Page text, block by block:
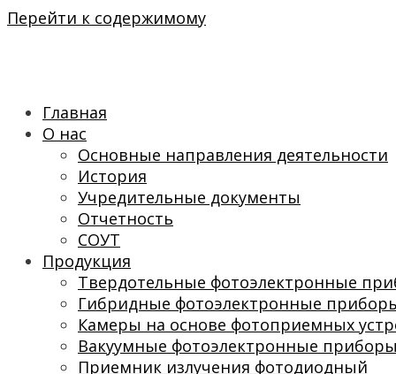
Перейти к содержимому
Главная
О нас
Основные направления деятельности
История
Учредительные документы
Отчетность
СОУТ
Продукция
Твердотельные фотоэлектронные
Гибридные фотоэлектронные
Камеры на основе фотоприемных
Вакуумные фотоэлектронные приборы
Приемник излучения фотодиодный